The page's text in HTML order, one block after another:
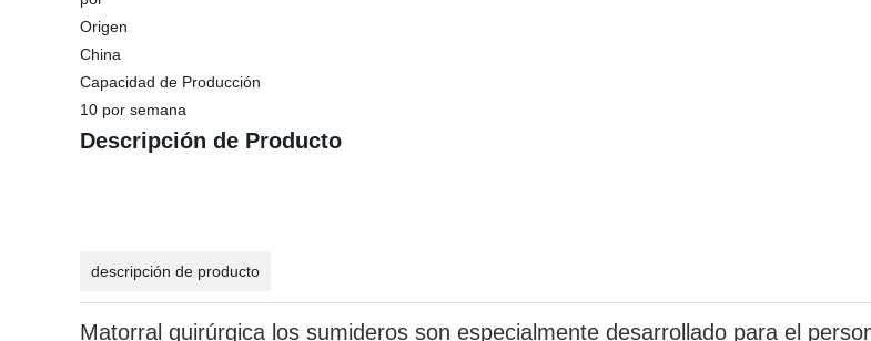
Origen
China
Capacidad de Producción
10 por semana
Descripción de Producto
descripción de producto
Matorral quirúrgica los sumideros son especialmente desarrollado para el